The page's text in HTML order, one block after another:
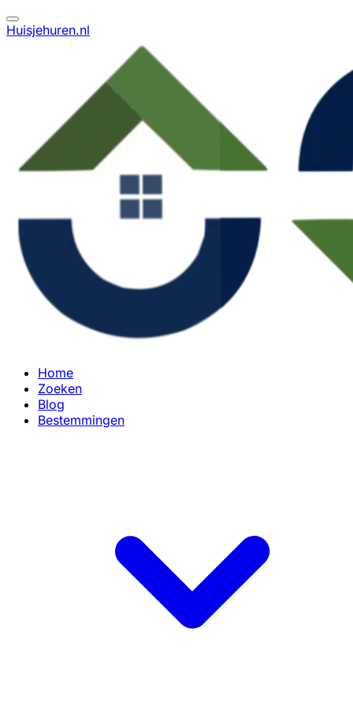
Huisjehuren.nl
Home
Zoeken
Blog
Bestemmingen